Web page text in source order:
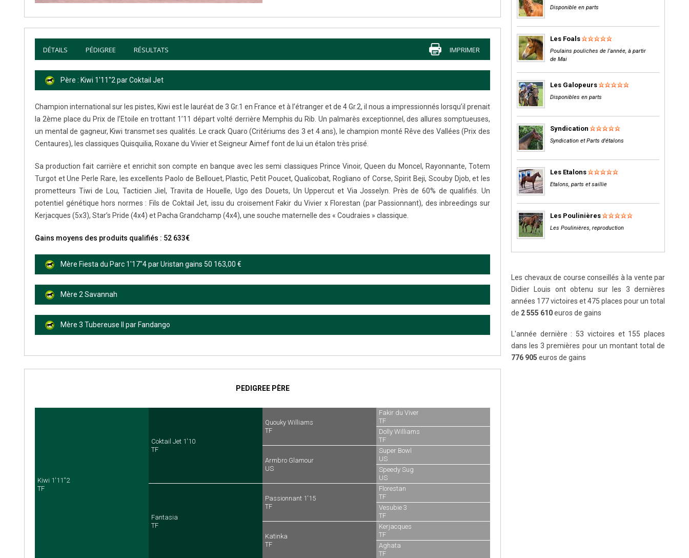
IMPRIMER
DÉTAILS PÉDIGREE RÉSULTATS
Père : Kiwi 1'11''2 par Coktail Jet
Champion international sur les pistes, Kiwi est le lauréat de 3 Gr.1 en France et à l’étranger et de 4 Gr.2, il nous a impressionnés lorsqu’il prenait
la 2ème place du Prix de l’Etoile en trottant 1’11 départ volté derrière Memphis du Rib. Un palmarès exceptionnel, des allures somptueuses,
un mental de gagneur, Kiwi transmet ses qualités. Le crack Quaro (Critériums des 3 et 4 ans), le champion monté Rêve des Vallées (Prix des
Centaures), les classiques Quisquilia, Roxane du Vivier et Seigneur Aimef font de lui un étalon très prisé.
Sa production fait carrière et enrichit son compte en banque avec les semi classiques Prince Vinoir, Queen du Moncel, Rayonnante, Totem
Turgot et Une Perle Rare, les excellents Paolo de Bellouet, Plastic, Petit Poucet, Qualicobat, Rogliano of Corse, Spirit Beji, Scouby Djob, et les
prometteurs Tiwi de Lou, Tacticien Jiel, Travita de Houelle, Ugo des Douets, Un Uppercut et Via Josselyn. Près de 60% de qualifiés. Un
potentiel génétique hors normes : Fils de Coktail Jet, issu du croisement Fakir du Vivier x Florestan (par Passionnant), des inbreedings sur
Kerjacques (5x3), Star’s Pride (4x4) et Pacha Grandchamp (4x4), une souche maternelle des « Coudraies » classique.
Gains moyens des produits qualifiés : 52 633€
Mère Fiesta du Parc 1'17"4 par Uristan gains 50 163,00 €
Mère 2 Savannah
Mère 3 Tubereuse II par Fandango
PEDIGREE PÈRE
Kiwi 1'11''2
TF
Coktail Jet 1'10
TF
Fantasia
TF
Quouky Williams
TF
Armbro Glamour
US
Passionnant 1'15
TF
Katinka
TF
Fakir du Viver
TF
Dolly Williams
TF
Super Bowl
US
Speedy Sug
US
Florestan
TF
Vesubie 3
TF
Kerjacques
TF
Aghata
TF
Disponible en parts
Les Foals
Poulains pouliches de l'année, à partir
de Mai
Les Galopeurs
Disponibles en parts
Syndication
Syndication et Parts d'étalons
Les Etalons
Etalons, parts et saillie
Les Poulinières
Les Poulinières, reproduction
Les chevaux de course conseillés à la vente par
Didier Louis ont obtenu sur les 3 dernières
années 177 victoires et 475 places pour un total
de 2 555 610euros de gains
L'année dernière : 53 victoires et 155 places
dans les 3 premières pour un montant total de
776 905 euros de gains